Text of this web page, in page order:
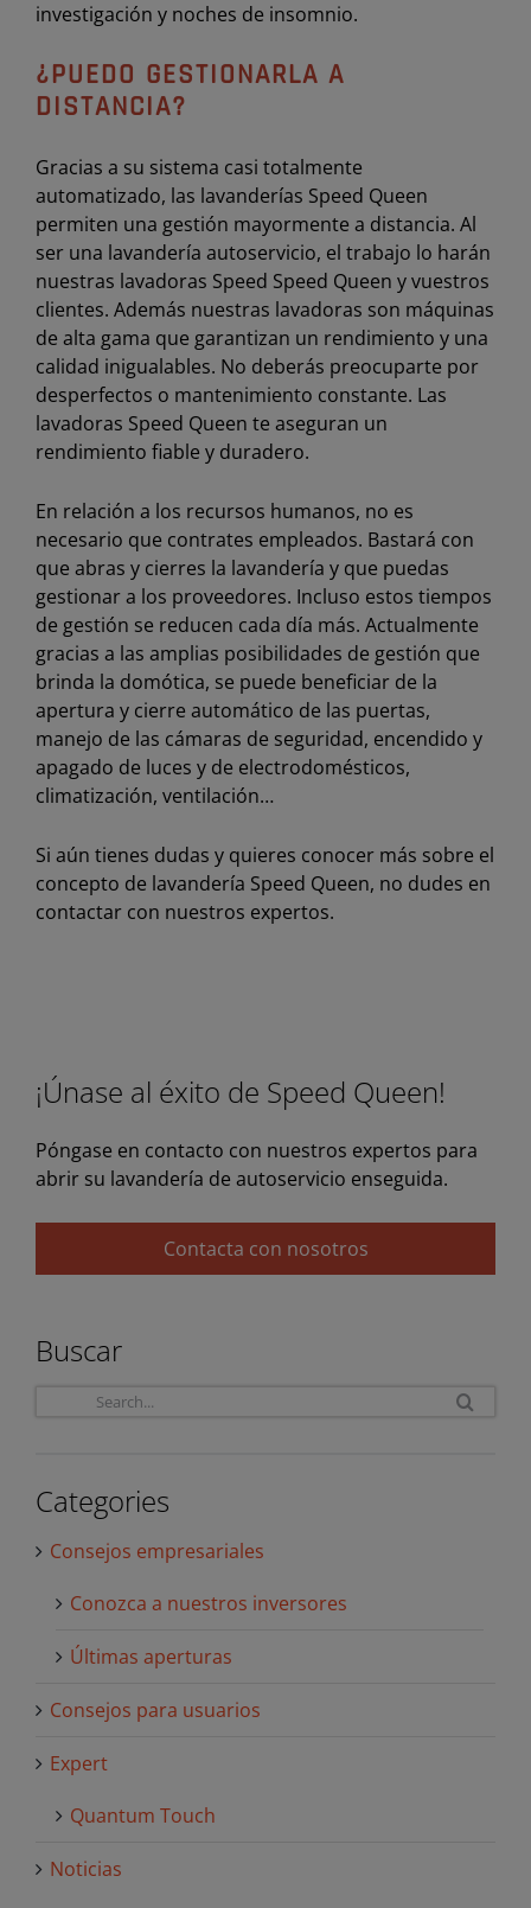
investigación y noches de insomnio.
¿PUEDO GESTIONARLA A
DISTANCIA?
Gracias a su sistema casi totalmente
automatizado, las lavanderías Speed Queen
permiten una gestión mayormente a distancia. Al
ser una lavandería autoservicio, el trabajo lo harán
nuestras lavadoras Speed Speed Queen y vuestros
clientes. Además nuestras lavadoras son máquinas
de alta gama que garantizan un rendimiento y una
calidad inigualables. No deberás preocuparte por
desperfectos o mantenimiento constante. Las
lavadoras Speed Queen te aseguran un
rendimiento fiable y duradero.
En relación a los recursos humanos, no es
necesario que contrates empleados. Bastará con
que abras y cierres la lavandería y que puedas
gestionar a los proveedores. Incluso estos tiempos
de gestión se reducen cada día más. Actualmente
gracias a las amplias posibilidades de gestión que
brinda la domótica, se puede beneficiar de la
apertura y cierre automático de las puertas,
manejo de las cámaras de seguridad, encendido y
apagado de luces y de electrodomésticos,
climatización, ventilación…
Si aún tienes dudas y quieres conocer más sobre el
concepto de lavandería Speed Queen, no dudes en
contactar con nuestros expertos.
¡Únase al éxito de Speed Queen!
Póngase en contacto con nuestros expertos para
abrir su lavandería de autoservicio enseguida.
Contacta con nosotros
Buscar
Categories
Consejos empresariales
Conozca a nuestros inversores
Últimas aperturas
Consejos para usuarios
Expert
Quantum Touch
Noticias